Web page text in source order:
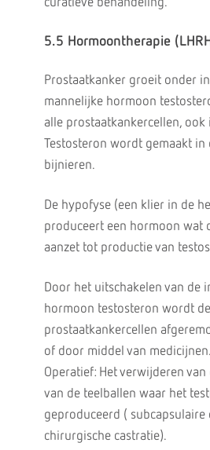
curatieve behandeling.
5.5 Hormoontherapie
Prostaatkanker groeit onder
mannelijke hormoon
alle prostaatkankercellen, ook
Testosteron wordt gemaakt in
bijnieren.
De hypofyse (een klier in de
produceert een hormoon wat
aanzet tot productie van
Door het uitschakelen van de
hormoon testosteron wordt
prostaatkankercellen
of door middel van medicijnen.
Operatief: Het verwijderen
van de teelballen waar het
geproduceerd (
chirurgische castratie).